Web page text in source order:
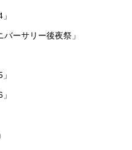
ーサリー後夜祭」